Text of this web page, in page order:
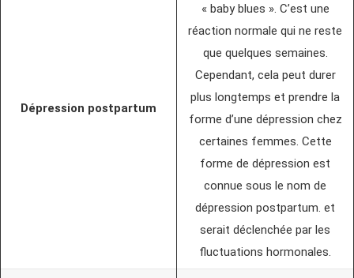
Dépression postpartum
« baby blues ». C’est une
réaction normale qui ne reste
que quelques semaines.
Cependant, cela peut durer
plus longtemps et prendre la
forme d’une dépression chez
certaines femmes. Cette
forme de dépression est
connue sous le nom de
dépression postpartum. et
serait déclenchée par les
fluctuations hormonales.